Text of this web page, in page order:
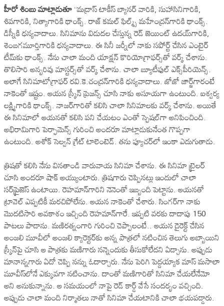
హీరో శింబు మాట్లాడుతూ‘‘మద్రాస్ టాకీస్ బ్యానర్ వారికి, సుహాసినిగారికి,
శివగారికి, నిత్యాగారికి థాంక్స్. రాజ్ కమల్ ఫిల్మ్స్ మహేంద్రన్‌గారికి థాంక్స్‌.
డిస్నీకి ధ‌న్య‌వాదాలు. సినిమాను విడుద‌ల చేస్తున్న రెడ్ జెయింట్ ఉద‌య్‌గారికి,
శెంబ‌గ‌మూర్తిగారికి ధ‌న్య‌వాదాలు. ఈ సినీ జ‌ర్నీలో నాకు స‌పోర్ట్ చేసిన ఎంటైర్
టీమ్‌కు థాంక్స్‌. నేను చాలా మంది యాక్ష‌న్ కొరియోగ్రాఫ‌ర్స్‌తో వ‌ర్క్ చేశాను.
తొలిసారి అన్బ‌రివు మాస్ట‌ర్స్‌తో వ‌ర్క్ చేశాను. చాలా బ్యూటీఫుల్ ఎక్స్‌పీరియెన్స్‌.
అలాగే సినిమాటోగ్రాఫ‌ర్ ర‌వి.కె.చంద్ర‌న్‌గారికి ధ‌న్య‌వాదాలు. జోజో జార్జ్‌గారంటే
నాకెంతో ఇష్టం. ఆయ‌న స్క్రీన్ ప్రెజ‌న్స్ చూసి నాకు అసూయ‌గా ఉంటుంది. ఐశ్వ‌ర్య
ల‌క్ష్మిగారికి థాంక్స్‌. నాజ‌ర్‌గారితో క‌లిసి చాలా సినిమాల‌కు వ‌ర్క్ చేశాను. అయితే
ఈ సినిమాలో ఆయ‌న‌తో క‌లిసి ప‌ని చేయ‌టం ఎంతో స్పెష‌ల్‌గా అనిపించింది.
అభిరామిగారి పెర్ఫామెన్స్ గురించి అంద‌రూ మాట్లాడుకునేంత గొప్ప‌గా
ఉంటుంది. అశోక్ సెల్వ‌న్ గ్రేట్ టాలెంటెడ్‌. త‌ను ఫ్యూచ‌ర్‌లో ఇంకా ఎదుగుతాడు.
త్రిష‌తో కలిసి నేను విన‌తాండి వారువాయ సినిమా చేశాను. ఈ సినిమా ట్రైల‌ర్
చూసి అంద‌రూ షాక్ అయ్యుంటారు. త్రిష‌గారు చెప్పిన‌ట్లు ఇందులో చాలా
స‌ర్‌ప్రైజెస్ ఉంటాయి. రెహ‌మాన్‌గారిని నెనెంతో ఇబ్బంది పెట్టాను. ఆయ‌న‌తో
ట్రావెల్ ఎప్ప‌టికీ మ‌ర‌చిపోలేను. ఆయ‌న నాకెంతో చేశారు. సింగ‌ర్‌గా నాకు
మొద‌టిసారి అవ‌కాశం ఇచ్చింది రెహ‌మాన్‌గారే. ఇప్ప‌టి వ‌ర‌కు దాదాపు 150
పాట‌లు పాడాను. మ‌ణిర‌త్నంగారి గురించి చెప్పాలంటే.. ఆయ‌న డైరెక్ట్ చేసిన
అంజ‌లి మూవీలో అంజ‌లి క్యారెక్ట‌ర్‌కు అన్న పాత్ర‌లో న‌టించిన తెలుగు అబ్బాయిని
స్క్రీన్‌పై చూసి ఆ పాత్ర‌కు మ‌ణిగారు న‌న్నెందుకు తీసుకోలేద‌ని ఏడ్చాను. అప్పుడు
మానాన్న‌గారు ఏదో చెప్పి న‌న్ను ఓదార్చారు. నేను పెరిగి పెద్ద‌య్యాక మాస్ మ‌సాలా
మూవీస్‌లోనే ఎక్కువ‌గా న‌టించాను. దాంతో మ‌ణిగారితో సినిమా చేయ‌లేనేమో
అని అనుకున్నాను. ఆ స‌మ‌యంలో నాపై రెడ్ కార్డ్ వేసే సంద‌ర్భం వ‌చ్చింది.
అప్పుడు చాలా మంది నిర్మాత‌లు నాతో సినిమా చేయ‌టానికి చాలా భ‌య‌ప‌డ్డారు.